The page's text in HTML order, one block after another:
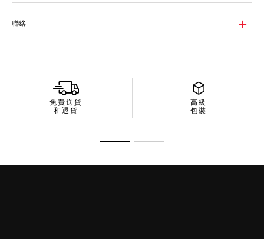
鍊，並配備帶雙重安全按鈕的錶扣，確保緊扣於腕上。
聯絡
免費送貨
和退貨
高級
包裝